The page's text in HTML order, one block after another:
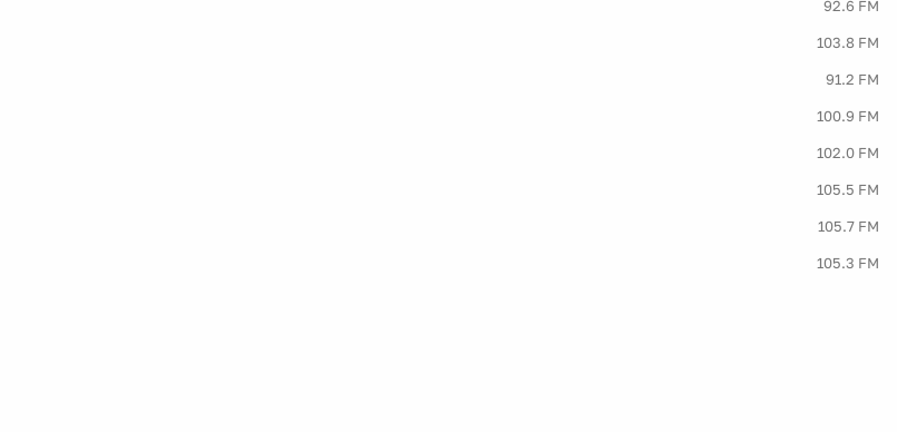
92.6 FM
103.8 FM
91.2 FM
100.9 FM
102.0 FM
105.5 FM
105.7 FM
105.3 FM